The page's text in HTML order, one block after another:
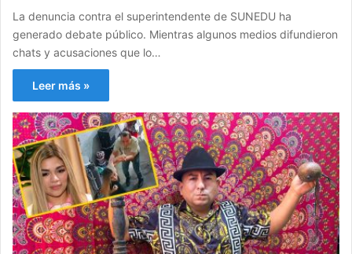
La denuncia contra el superintendente de SUNEDU ha
generado debate público. Mientras algunos medios difundieron
chats y acusaciones que lo…
Leer más »